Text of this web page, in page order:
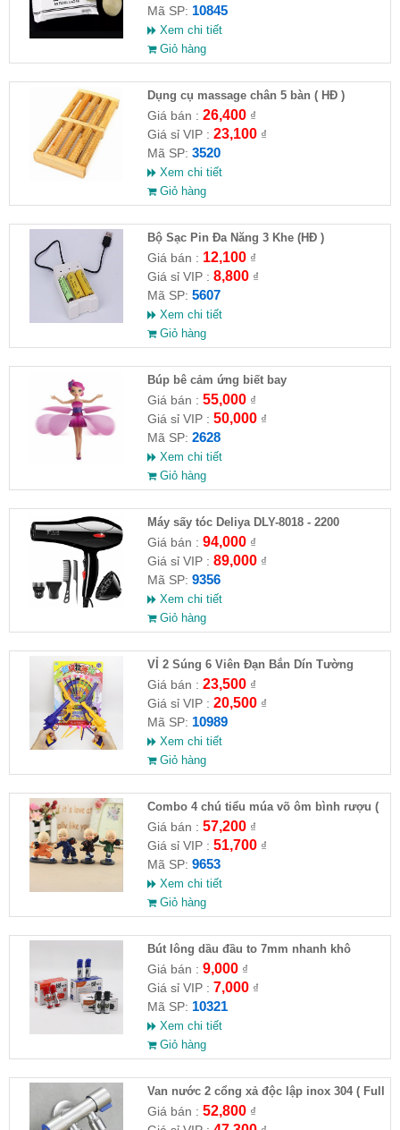
Mã SP: 10845
Xem chi tiết
Giỏ hàng
Dụng cụ massage chân 5 bàn ( HĐ )
Giá bán : 26,400₫
Giá sỉ VIP : 23,100₫
Mã SP: 3520
Xem chi tiết
Giỏ hàng
Bộ Sạc Pin Đa Năng 3 Khe (HĐ )
Giá bán : 12,100₫
Giá sỉ VIP : 8,800₫
Mã SP: 5607
Xem chi tiết
Giỏ hàng
​Búp bê cảm ứng biết bay
Giá bán : 55,000₫
Giá sỉ VIP : 50,000₫
Mã SP: 2628
Xem chi tiết
Giỏ hàng
Máy sấy tóc Deliya DLY-8018 - 2200
Giá bán : 94,000₫
Giá sỉ VIP : 89,000₫
Mã SP: 9356
Xem chi tiết
Giỏ hàng
VỈ 2 Súng 6 Viên Đạn Bắn Dín Tường
Giá bán : 23,500₫
Giá sỉ VIP : 20,500₫
Mã SP: 10989
Xem chi tiết
Giỏ hàng
Combo 4 chú tiểu múa võ ôm bình rượu (
HĐ )
Giá bán : 57,200₫
Giá sỉ VIP : 51,700₫
Mã SP: 9653
Xem chi tiết
Giỏ hàng
Bút lông dầu đầu to 7mm nhanh khô
Giá bán : 9,000₫
Giá sỉ VIP : 7,000₫
Mã SP: 10321
Xem chi tiết
Giỏ hàng
Van nước 2 cổng xả độc lập inox 304 ( Full
VAT )
Giá bán : 52,800₫